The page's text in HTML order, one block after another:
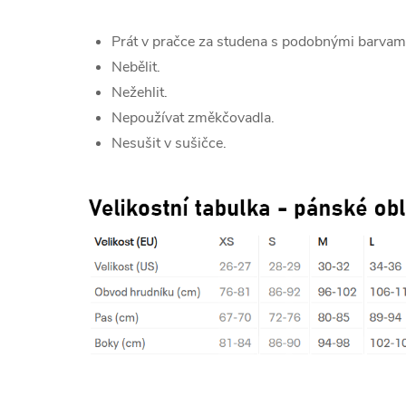
Prát v pračce za studena s podobnými
Nebělit.
Nežehlit.
Nepoužívat změkčovadla.
Nesušit v sušičce.